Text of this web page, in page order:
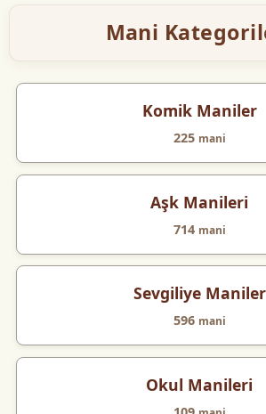
Mani
Komik Maniler
225 mani
Aşk Manileri
714 mani
Sevgiliye Maniler
596 mani
Okul Manileri